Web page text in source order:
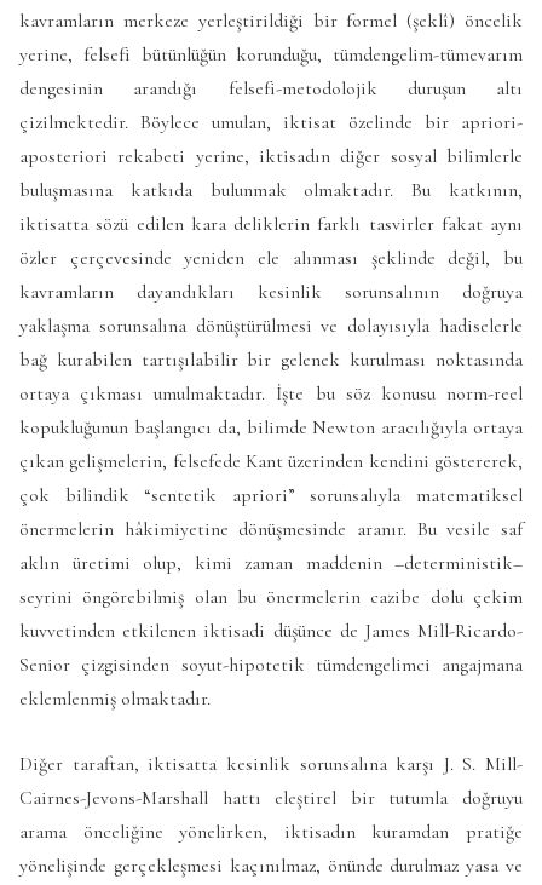
kavramların merkeze yerleştirildiği bir formel (şeklî) öncelik
yerine, felsefi bütünlüğün korunduğu, tümdengelim-tümevarım
dengesinin arandığı felsefi-metodolojik duruşun altı
çizilmektedir. Böylece umulan, iktisat özelinde bir apriori-
aposteriori rekabeti yerine, iktisadın diğer sosyal bilimlerle
buluşmasına katkıda bulunmak olmaktadır. Bu katkının,
iktisatta sözü edilen kara deliklerin farklı tasvirler fakat aynı
özler çerçevesinde yeniden ele alınması şeklinde değil, bu
kavramların dayandıkları kesinlik sorunsalının doğruya
yaklaşma sorunsalına dönüştürülmesi ve dolayısıyla hadiselerle
bağ kurabilen tartışılabilir bir gelenek kurulması noktasında
ortaya çıkması umulmaktadır. İşte bu söz konusu norm-reel
kopukluğunun başlangıcı da, bilimde Newton aracılığıyla ortaya
çıkan gelişmelerin, felsefede Kant üzerinden kendini göstererek,
çok bilindik “sentetik apriori” sorunsalıyla matematiksel
önermelerin hâkimiyetine dönüşmesinde aranır. Bu vesile saf
aklın üretimi olup, kimi zaman maddenin –deterministik–
seyrini öngörebilmiş olan bu önermelerin cazibe dolu çekim
kuvvetinden etkilenen iktisadi düşünce de James Mill-Ricardo-
Senior çizgisinden soyut-hipotetik tümdengelimci angajmana
eklemlenmiş olmaktadır.
Diğer taraftan, iktisatta kesinlik sorunsalına karşı J. S. Mill-
Cairnes-Jevons-Marshall hattı eleştirel bir tutumla doğruyu
arama önceliğine yönelirken, iktisadın kuramdan pratiğe
yönelişinde gerçekleşmesi kaçınılmaz, önünde durulmaz yasa ve